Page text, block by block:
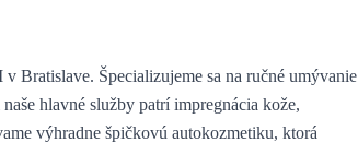
Bratislave. Špecializujeme sa na ručné umývanie
hlavné služby patrí impregnácia kože,
výhradne špičkovú autokozmetiku, ktorá